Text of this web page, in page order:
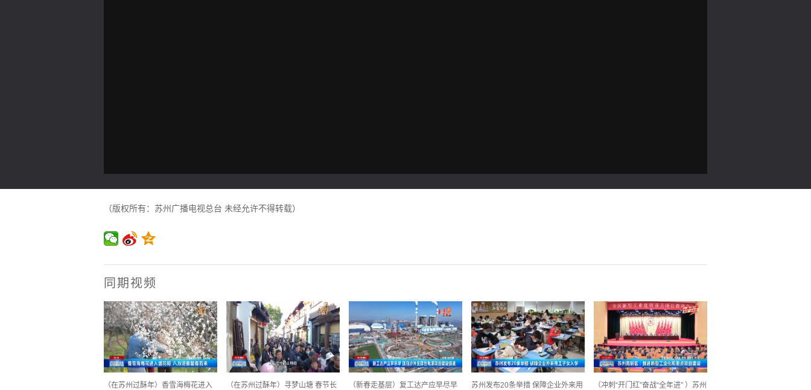
（版权所有：苏州广播电视总台 未经允许不得转载）
同期视频
（在苏州过酥年）香雪海梅花进入 （在苏州过酥年）寻梦山塘 春节长 （新春走基层）复工达产应早尽早 苏州发布20条举措 保障企业外来用 （冲刺“开门红”奋战“全年进” ）苏州